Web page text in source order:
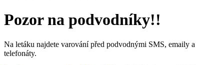
Pozor na podvodníky!!
Na letáku najdete varování před podvodnými SMS, emaily a
telefonáty.